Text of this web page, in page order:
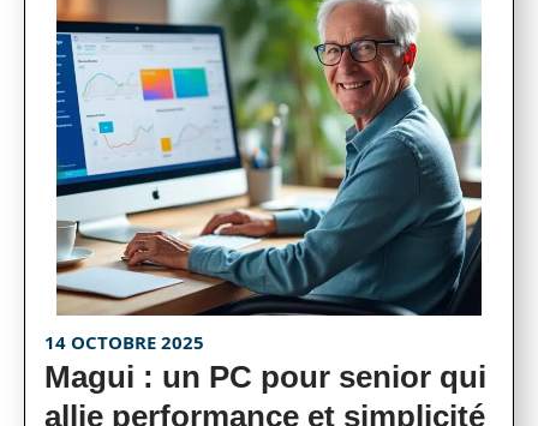
14 OCTOBRE 2025
Magui : un PC pour senior qui
allie performance et simplicité